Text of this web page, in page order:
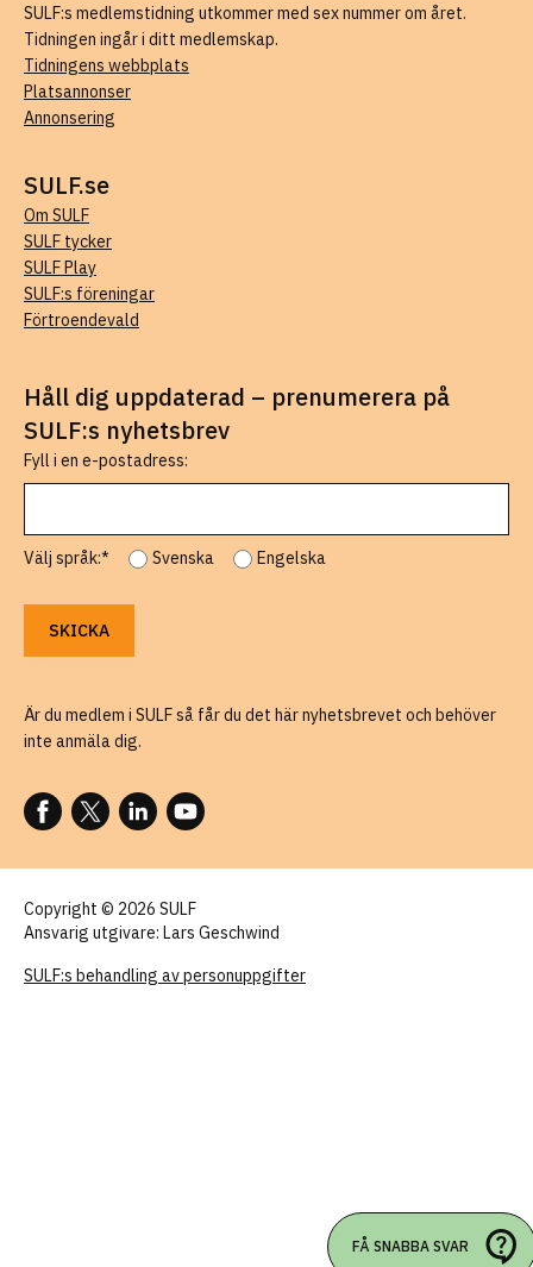
SULF:s medlemstidning utkommer med sex nummer om året.
Tidningen ingår i ditt medlemskap.
Tidningens webbplats
Platsannonser
Annonsering
SULF.se
Om SULF
SULF tycker
SULF Play
SULF:s föreningar
Förtroendevald
Håll dig uppdaterad – prenumerera på
SULF:s nyhetsbrev
Fyll i en e-postadress:
Välj språk:* Svenska Engelska
Är du medlem i SULF så får du det här nyhetsbrevet och behöver
inte anmäla dig.
FÖLJ OSS PÅ FACEBOOK
FÖLJ OSS PÅ X
FÖLJ OSS PÅ LINKEDIN
FÖLJ OSS PÅ YOUTUBE
Copyright © 2026 SULF
Ansvarig utgivare: Lars Geschwind
SULF:s behandling av personuppgifter
FÅ SNABBA SVAR